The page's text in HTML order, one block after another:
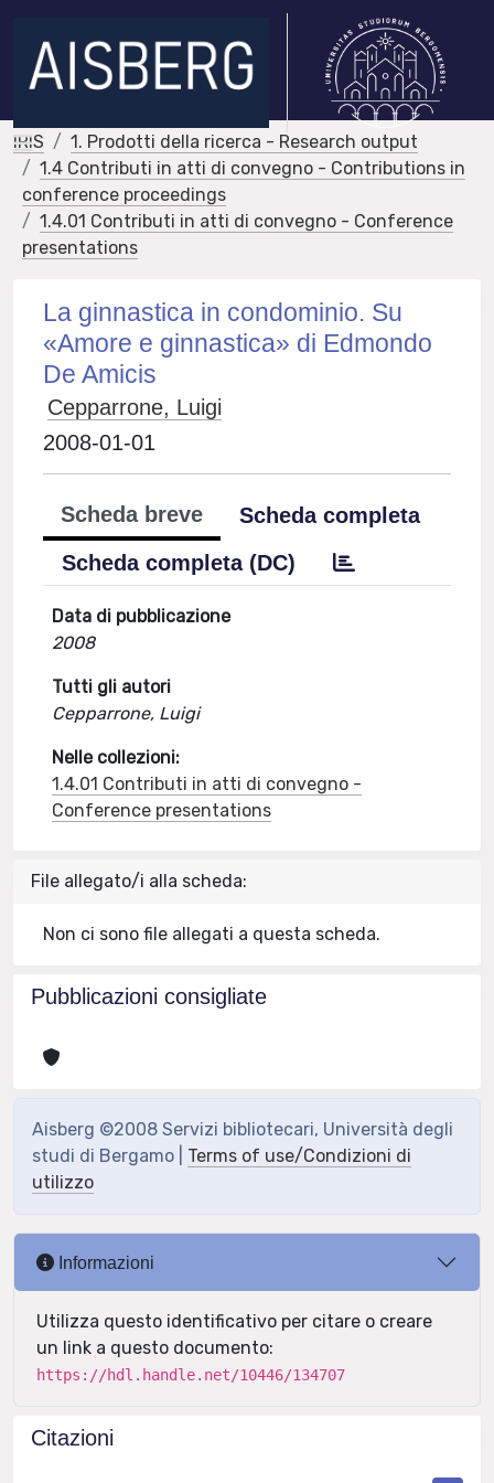
IRIS
1. Prodotti della ricerca - Research output
1.4 Contributi in atti di convegno - Contributions in
conference proceedings
1.4.01 Contributi in atti di convegno - Conference
presentations
La ginnastica in condominio. Su
«Amore e ginnastica» di Edmondo
De Amicis
Cepparrone, Luigi
2008-01-01
Scheda breve
Scheda completa
Scheda completa (DC)
Data di pubblicazione
2008
Tutti gli autori
Cepparrone, Luigi
Nelle collezioni:
1.4.01 Contributi in atti di convegno -
Conference presentations
File allegato/i alla scheda:
Non ci sono file allegati a questa scheda.
Pubblicazioni consigliate
Aisberg ©2008 Servizi bibliotecari, Università degli
studi di Bergamo | Terms of use/Condizioni di
utilizzo
Informazioni
Utilizza questo identificativo per citare o creare
un link a questo documento:
https://hdl.handle.net/10446/134707
Citazioni